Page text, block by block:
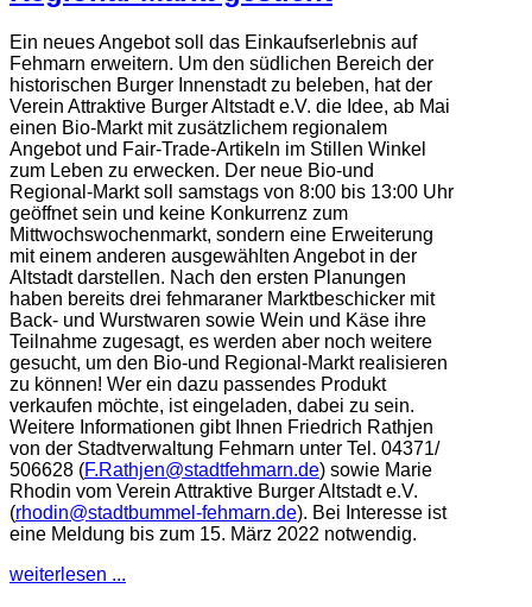
Ein neues Angebot soll das Einkaufserlebnis auf
Fehmarn erweitern. Um den südlichen Bereich der
historischen Burger Innenstadt zu beleben, hat der
Verein Attraktive Burger Altstadt e.V. die Idee, ab Mai
einen Bio-Markt mit zusätzlichem regionalem
Angebot und Fair-Trade-Artikeln im Stillen Winkel
zum Leben zu erwecken. Der neue Bio-und
Regional-Markt soll samstags von 8:00 bis 13:00 Uhr
geöffnet sein und keine Konkurrenz zum
Mittwochswochenmarkt, sondern eine Erweiterung
mit einem anderen ausgewählten Angebot in der
Altstadt darstellen. Nach den ersten Planungen
haben bereits drei fehmaraner Marktbeschicker mit
Back- und Wurstwaren sowie Wein und Käse ihre
Teilnahme zugesagt, es werden aber noch weitere
gesucht, um den Bio-und Regional-Markt realisieren
zu können! Wer ein dazu passendes Produkt
verkaufen möchte, ist eingeladen, dabei zu sein.
Weitere Informationen gibt Ihnen Friedrich Rathjen
von der Stadtverwaltung Fehmarn unter Tel. 04371/
506628 (F.Rathjen@stadtfehmarn.de) sowie Marie
Rhodin vom Verein Attraktive Burger Altstadt e.V.
(rhodin@stadtbummel-fehmarn.de). Bei Interesse ist
eine Meldung bis zum 15. März 2022 notwendig.
weiterlesen ...